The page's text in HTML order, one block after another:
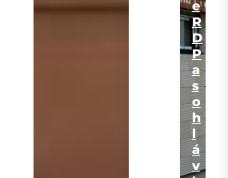
e
R
D
P
a
s
o
h
l
á
v